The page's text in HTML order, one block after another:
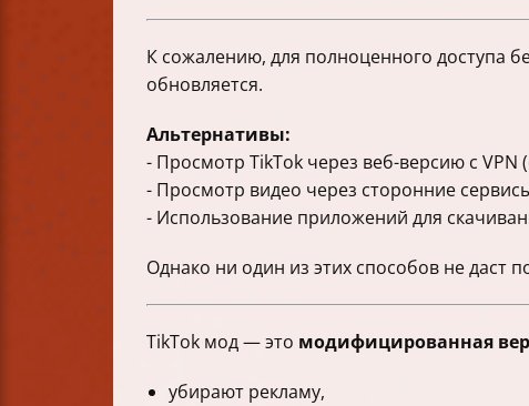
К сожалению, для полноценного доступа
обновляется.
Альтернативы:
- Просмотр TikTok через веб-версию с
- Просмотр видео через сторонние
- Использование приложений для
Однако ни один из этих способов не даст
TikTok мод — это модифицированная
убирают рекламу,